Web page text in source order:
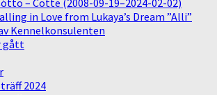
– Cotte (2008-09-19–2024-02-02)
in Love from Lukaya’s Dream ”Alli”
Kennelkonsulenten
gått
2024